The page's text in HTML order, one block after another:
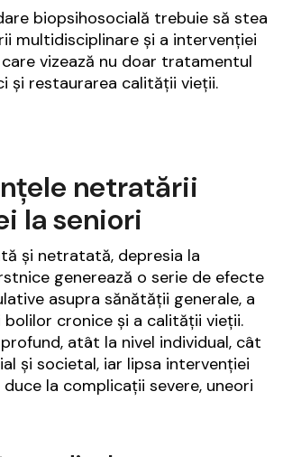
biopsihosocială trebuie să stea
multidisciplinare și a intervenției
vizează nu doar tratamentul
și restaurarea calității vieții.
netratării
la seniori
și netratată, depresia la
generează o serie de efecte
asupra sănătății generale, a
cronice și a calității vieții.
atât la nivel individual, cât
și societal, iar lipsa intervenției
la complicații severe, uneori